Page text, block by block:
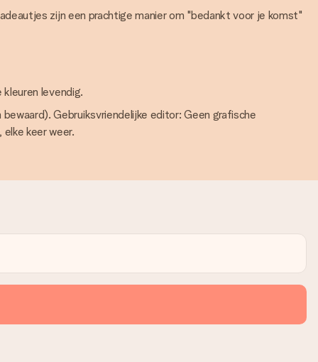
zijn een prachtige manier om "bedankt voor je komst"
levendig.
Gebruiksvriendelijke editor: Geen grafische
keer weer.